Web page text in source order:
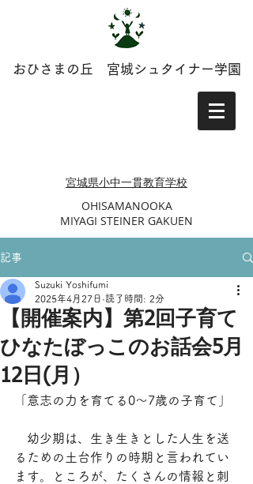
おひさまの丘 宮城シュタイナー学園
​​宮城県小中一貫教育学校
​OHISAMANOOKA
MIYAGI STEINER GAKUEN
記事
【開催案内】第2回子育て
ひなたぼっこのお話会5月
12日(月）
Suzuki Yoshifumi
2025年4月27日 読了時間: 2分
「意志の力を育てる0〜7歳の子育て」
幼少期は、生き生きとした人生を送
るための土台作りの時期と言われてい
ます。ところが、たくさんの情報と刺